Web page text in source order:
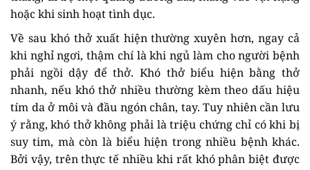
hoặc khi sinh hoạt tình dục.
Về sau khó thở xuất hiện thường xuyên hơn, ngay cả
khi nghỉ ngơi, thậm chí là khi ngủ làm cho người bệnh
phải ngồi dậy để thở. Khó thở biểu hiện bằng thở
nhanh, nếu khó thở nhiều thường kèm theo dấu hiệu
tím da ở môi và đầu ngón chân, tay. Tuy nhiên cần lưu
ý rằng, khó thở không phải là triệu chứng chỉ có khi bị
suy tim, mà còn là biểu hiện trong nhiều bệnh khác.
Bởi vậy, trên thực tế nhiều khi rất khó phân biệt được